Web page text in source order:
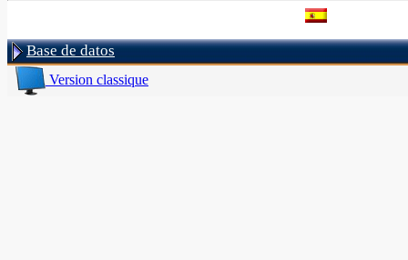
Base de datos
Version classique